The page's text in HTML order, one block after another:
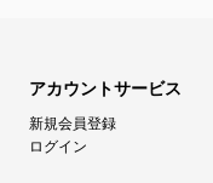
アカウントサービス
新規会員登録
ログイン